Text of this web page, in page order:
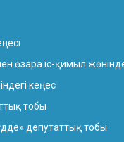
өзара іс-қимыл
кеңес
тобы
депутаттық тобы